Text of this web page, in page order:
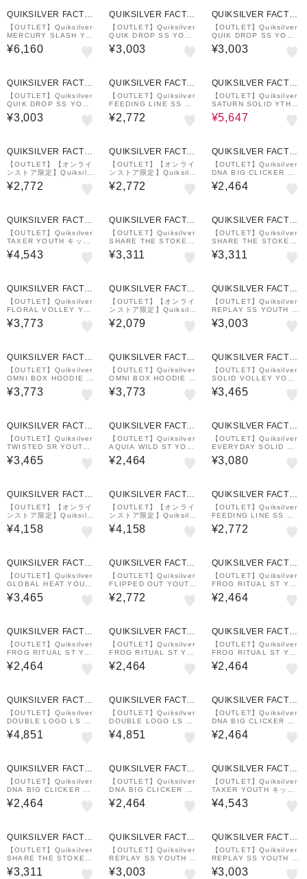
QUIKSILVER FACTO
RY OUTLET STORE
【OUTLET】Quiksilver
MERCURY SLASH YT
H 17 キッズ ボードショ
ーツ
¥6,160
QUIKSILVER FACTO
RY OUTLET STORE
【OUTLET】Quiksilver
QUIK DROP SS YOUT
H キッズ サーフTシャツ
ラッシュガード
¥3,003
QUIKSILVER FACTO
RY OUTLET STORE
【OUTLET】Quiksilver
QUIK DROP SS YOUT
H キッズ サーフTシャツ
ラッシュガード
¥3,003
QUIKSILVER FACTO
RY OUTLET STORE
【OUTLET】Quiksilver
QUIK DROP SS YOUT
H キッズ サーフTシャツ
ラッシュガード
¥3,003
QUIKSILVER FACTO
RY OUTLET STORE
【OUTLET】Quiksilver
FEEDING LINE SS YO
UTH
¥2,772
QUIKSILVER FACTO
RY OUTLET STORE
【OUTLET】Quiksilver
SATURN SOLID YTH 1
7 キッズ ボードショーツ
¥5,647
QUIKSILVER FACTO
RY OUTLET STORE
【OUTLET】【オンライ
ンストア限定】Quiksilv
er FROG RITUAL SS T
EE YOUTH キッズ トッ
¥2,772
QUIKSILVER FACTO
RY OUTLET STORE
【OUTLET】【オンライ
ンストア限定】Quiksilv
er FROG RITUAL SS T
EE YOUTH キッズ トッ
¥2,772
QUIKSILVER FACTO
RY OUTLET STORE
【OUTLET】Quiksilver
DNA BIG CLICKER ST
YOUTH キッズ Tシャツ
¥2,464
QUIKSILVER FACTO
RY OUTLET STORE
【OUTLET】Quiksilver
TAXER YOUTH キッズ
ショーツ ハーフパンツ
¥4,543
QUIKSILVER FACTO
RY OUTLET STORE
【OUTLET】Quiksilver
SHARE THE STOKE L
S YOUTH
¥3,311
QUIKSILVER FACTO
RY OUTLET STORE
【OUTLET】Quiksilver
SHARE THE STOKE L
S YOUTH
¥3,311
QUIKSILVER FACTO
RY OUTLET STORE
【OUTLET】Quiksilver
FLORAL VOLLEY YO
UTH 16
¥3,773
QUIKSILVER FACTO
RY OUTLET STORE
【OUTLET】【オンライ
ンストア限定】Quiksilv
er EV COMP LOGO S
S YTH キッズ トップス
¥2,079
QUIKSILVER FACTO
RY OUTLET STORE
【OUTLET】Quiksilver
REPLAY SS YOUTH キ
ッズ サーフTシャツ ラッ
シュガード
¥3,003
QUIKSILVER FACTO
RY OUTLET STORE
【OUTLET】Quiksilver
OMNI BOX HOODIE Y
OUTH キッズ ラッシュ
ガード フーディ パーカ
¥3,773
QUIKSILVER FACTO
RY OUTLET STORE
【OUTLET】Quiksilver
OMNI BOX HOODIE Y
OUTH キッズ ラッシュ
ガード フーディ パーカ
¥3,773
QUIKSILVER FACTO
RY OUTLET STORE
【OUTLET】Quiksilver
SOLID VOLLEY YOUT
H 16NB
¥3,465
QUIKSILVER FACTO
RY OUTLET STORE
【OUTLET】Quiksilver
TWISTED SR YOUTH
キッズ ラッシュガード
¥3,465
QUIKSILVER FACTO
RY OUTLET STORE
【OUTLET】Quiksilver
AQUIA WILD ST YOUT
H
¥2,464
QUIKSILVER FACTO
RY OUTLET STORE
【OUTLET】Quiksilver
EVERYDAY SOLID VL
BOY 12 キッズ ボード
ショーツ
¥3,080
QUIKSILVER FACTO
RY OUTLET STORE
【OUTLET】【オンライ
ンストア限定】Quiksilv
er BIG LOGO HOODIE
YOUTH キッズ トップス
¥4,158
QUIKSILVER FACTO
RY OUTLET STORE
【OUTLET】【オンライ
ンストア限定】Quiksilv
er BIG LOGO HOODIE
YOUTH キッズ トップス
¥4,158
QUIKSILVER FACTO
RY OUTLET STORE
【OUTLET】Quiksilver
FEEDING LINE SS YO
UTH
¥2,772
QUIKSILVER FACTO
RY OUTLET STORE
【OUTLET】Quiksilver
GLOBAL HEAT YOUT
H SS TEE キッズ Tシャ
ツ
¥3,465
QUIKSILVER FACTO
RY OUTLET STORE
【OUTLET】Quiksilver
FLIPPED OUT YOUTH
キッズ ハット
¥2,772
QUIKSILVER FACTO
RY OUTLET STORE
【OUTLET】Quiksilver
FROG RITUAL ST YO
UTH キッズ Tシャツ
¥2,464
QUIKSILVER FACTO
RY OUTLET STORE
【OUTLET】Quiksilver
FROG RITUAL ST YO
UTH キッズ Tシャツ
¥2,464
QUIKSILVER FACTO
RY OUTLET STORE
【OUTLET】Quiksilver
FROG RITUAL ST YO
UTH キッズ Tシャツ
¥2,464
QUIKSILVER FACTO
RY OUTLET STORE
【OUTLET】Quiksilver
FROG RITUAL ST YO
UTH キッズ Tシャツ
¥2,464
QUIKSILVER FACTO
RY OUTLET STORE
【OUTLET】Quiksilver
DOUBLE LOGO LS Y
OUTH
¥4,851
QUIKSILVER FACTO
RY OUTLET STORE
【OUTLET】Quiksilver
DOUBLE LOGO LS Y
OUTH
¥4,851
QUIKSILVER FACTO
RY OUTLET STORE
【OUTLET】Quiksilver
DNA BIG CLICKER ST
YOUTH キッズ Tシャツ
¥2,464
QUIKSILVER FACTO
RY OUTLET STORE
【OUTLET】Quiksilver
DNA BIG CLICKER ST
YOUTH キッズ Tシャツ
¥2,464
QUIKSILVER FACTO
RY OUTLET STORE
【OUTLET】Quiksilver
DNA BIG CLICKER ST
YOUTH キッズ Tシャツ
¥2,464
QUIKSILVER FACTO
RY OUTLET STORE
【OUTLET】Quiksilver
TAXER YOUTH キッズ
ショーツ ハーフパンツ
¥4,543
QUIKSILVER FACTO
RY OUTLET STORE
【OUTLET】Quiksilver
SHARE THE STOKE L
S YOUTH
¥3,311
QUIKSILVER FACTO
RY OUTLET STORE
【OUTLET】Quiksilver
REPLAY SS YOUTH キ
ッズ サーフTシャツ ラッ
シュガード
¥3,003
QUIKSILVER FACTO
RY OUTLET STORE
【OUTLET】Quiksilver
REPLAY SS YOUTH キ
ッズ サーフTシャツ ラッ
シュガード
¥3,003